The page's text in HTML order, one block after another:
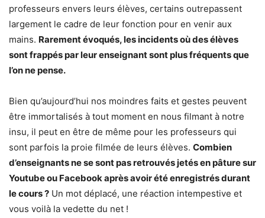
professeurs envers leurs élèves, certains outrepassent
largement le cadre de leur fonction pour en venir aux
mains. Rarement évoqués, les incidents où des élèves
sont frappés par leur enseignant sont plus fréquents que
l’on ne pense.
Bien qu’aujourd’hui nos moindres faits et gestes peuvent
être immortalisés à tout moment en nous filmant à notre
insu, il peut en être de même pour les professeurs qui
sont parfois la proie filmée de leurs élèves. Combien
d’enseignants ne se sont pas retrouvés jetés en pâture sur
Youtube ou Facebook après avoir été enregistrés durant
le cours ? Un mot déplacé, une réaction intempestive et
vous voilà la vedette du net !